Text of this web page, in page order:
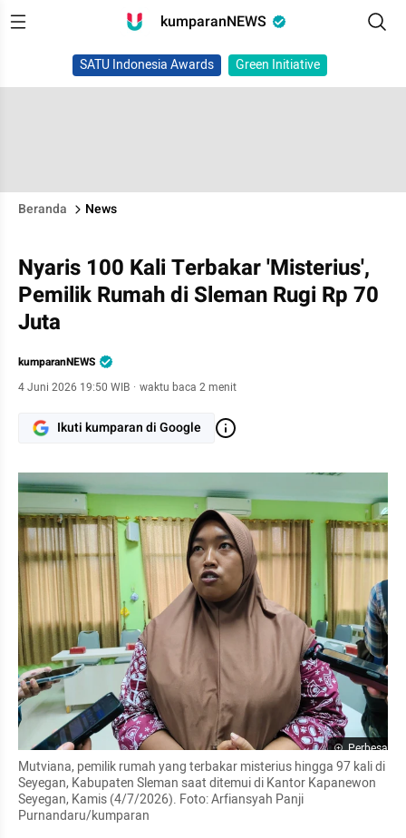
kumparanNEWS
SATU Indonesia Awards Green Initiative
Beranda News
Nyaris 100 Kali Terbakar 'Misterius',
Pemilik Rumah di Sleman Rugi Rp 70
Juta
kumparanNEWS
4 Juni 2026 19:50 WIB · waktu baca 2 menit
Ikuti kumparan di Google
Perbesar
Mutviana, pemilik rumah yang terbakar misterius hingga 97 kali di
Seyegan, Kabupaten Sleman saat ditemui di Kantor Kapanewon
Seyegan, Kamis (4/7/2026). Foto: Arfiansyah Panji
Purnandaru/kumparan